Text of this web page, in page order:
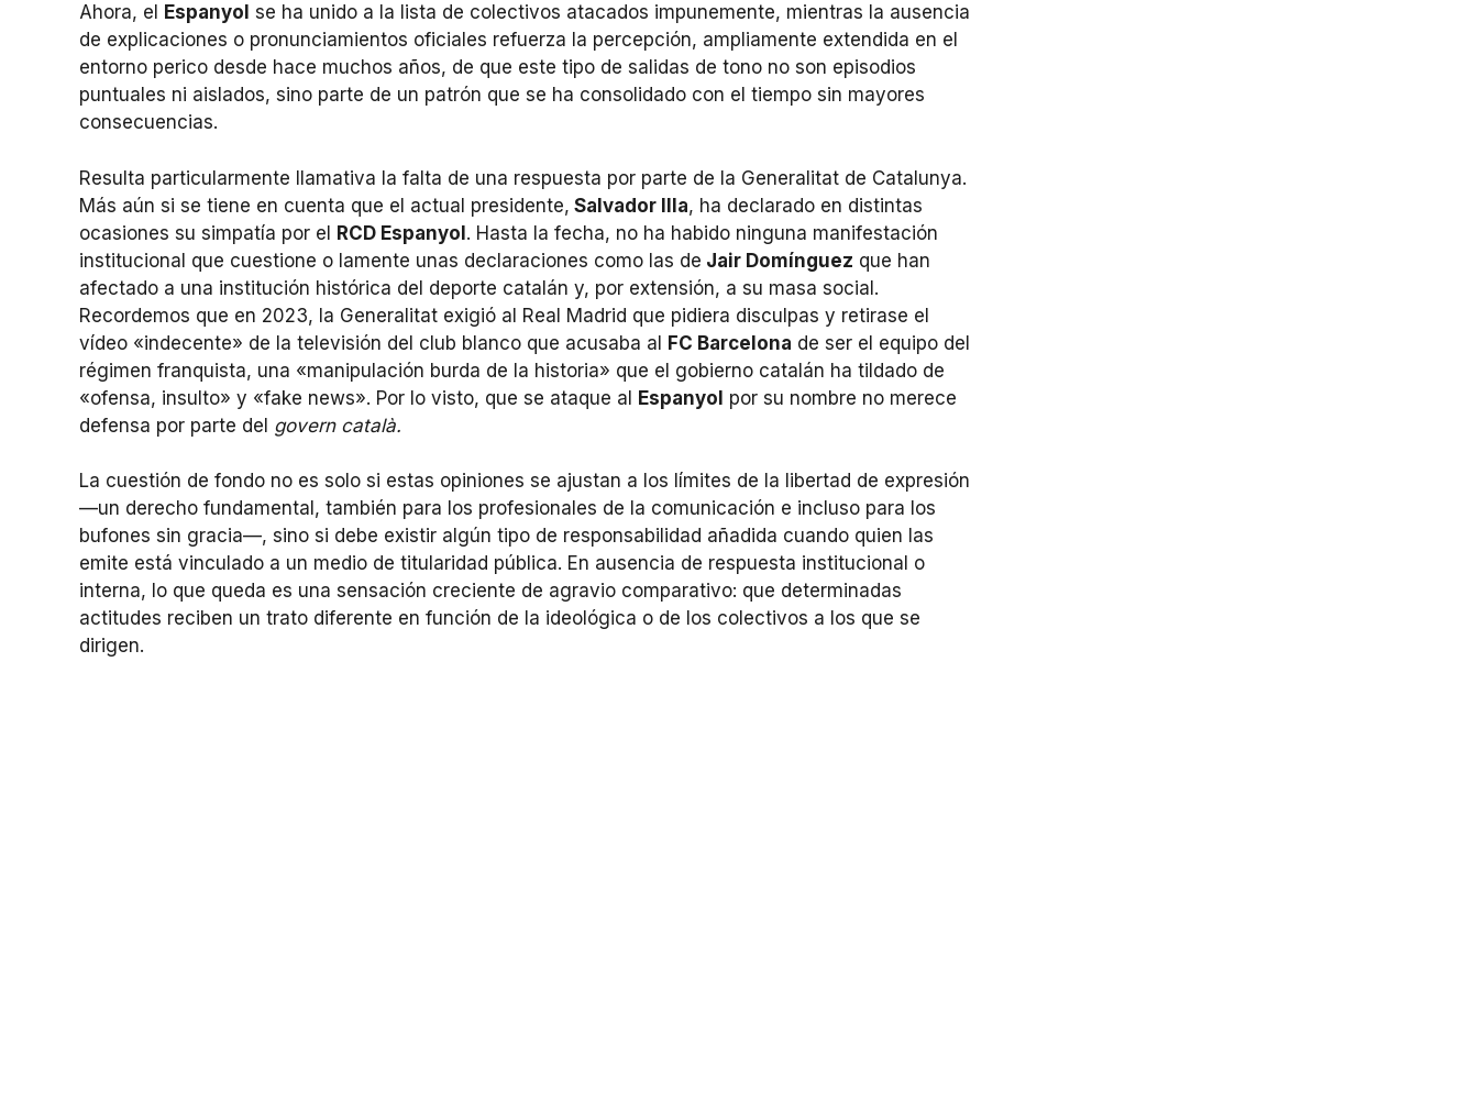
Ahora, el Espanyol se ha unido a la lista de colectivos atacados impunemente, mientras la ausencia
de explicaciones o pronunciamientos oficiales refuerza la percepción, ampliamente extendida en el
entorno perico desde hace muchos años, de que este tipo de salidas de tono no son episodios
puntuales ni aislados, sino parte de un patrón que se ha consolidado con el tiempo sin mayores
consecuencias.
Resulta particularmente llamativa la falta de una respuesta por parte de la Generalitat de Catalunya.
Más aún si se tiene en cuenta que el actual presidente, Salvador Illa, ha declarado en distintas
ocasiones su simpatía por el RCD Espanyol. Hasta la fecha, no ha habido ninguna manifestación
institucional que cuestione o lamente unas declaraciones como las de Jair Domínguez que han
afectado a una institución histórica del deporte catalán y, por extensión, a su masa social.
Recordemos que en 2023, la Generalitat exigió al Real Madrid que pidiera disculpas y retirase el
vídeo «indecente» de la televisión del club blanco que acusaba al FC Barcelona de ser el equipo del
régimen franquista, una «manipulación burda de la historia» que el gobierno catalán ha tildado de
«ofensa, insulto» y «fake news». Por lo visto, que se ataque al Espanyol por su nombre no merece
defensa por parte del govern català.
La cuestión de fondo no es solo si estas opiniones se ajustan a los límites de la libertad de expresión
—un derecho fundamental, también para los profesionales de la comunicación e incluso para los
bufones sin gracia—, sino si debe existir algún tipo de responsabilidad añadida cuando quien las
emite está vinculado a un medio de titularidad pública. En ausencia de respuesta institucional o
interna, lo que queda es una sensación creciente de agravio comparativo: que determinadas
actitudes reciben un trato diferente en función de la ideológica o de los colectivos a los que se
dirigen.